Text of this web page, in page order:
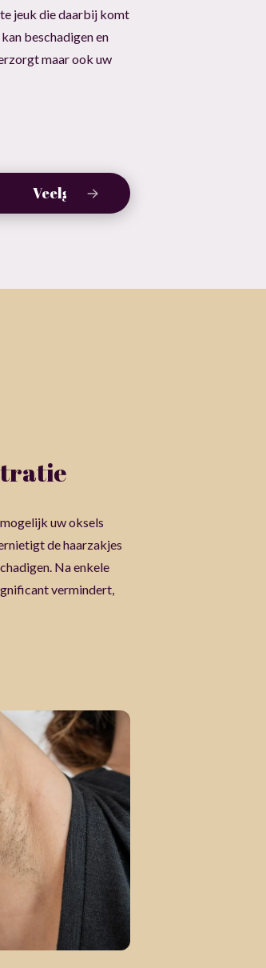
jeuk die daarbij komt
beschadigen en
maar ook uw
Veelgestelde vragen
uw oksels
de haarzakjes
Na enkele
vermindert,